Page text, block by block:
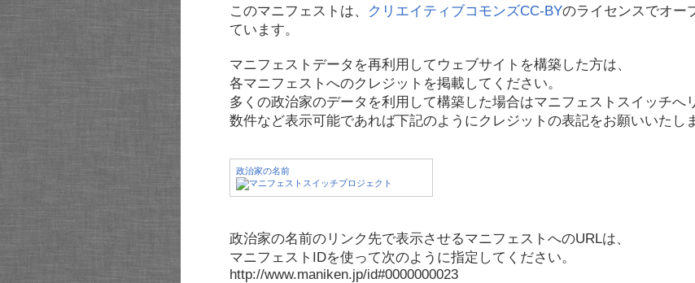
このマニフェストは、 クリエイティブコモンズCC-BYのライセンスでオー
ています。
マニフェストデータを再利用してウェブサイトを構築した方は、
各マニフェストへのクレジットを掲載してください。
多くの政治家のデータを利用して構築した場合はマニフェストスイッチへ
数件など表示可能であれば下記のようにクレジットの表記をお願いいたし
政治家の名前
政治家の名前のリンク先で表示させるマニフェストへのURLは、
マニフェストIDを使って次のように指定してください。
http://www.maniken.jp/id#0000000023